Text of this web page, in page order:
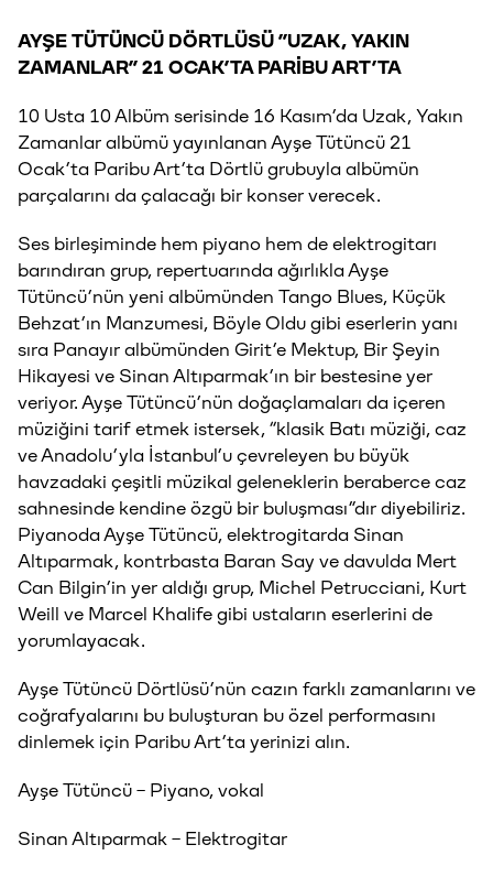
AYŞE TÜTÜNCÜ DÖRTLÜSÜ ”UZAK, YAKIN
ZAMANLAR” 21 OCAK’TA PARİBU ART’TA
10 Usta 10 Albüm serisinde 16 Kasım’da Uzak, Yakın
Zamanlar albümü yayınlanan Ayşe Tütüncü 21
Ocak’ta Paribu Art’ta Dörtlü grubuyla albümün
parçalarını da çalacağı bir konser verecek.
Ses birleşiminde hem piyano hem de elektrogitarı
barındıran grup, repertuarında ağırlıkla Ayşe
Tütüncü’nün yeni albümünden Tango Blues, Küçük
Behzat’ın Manzumesi, Böyle Oldu gibi eserlerin yanı
sıra Panayır albümünden Girit’e Mektup, Bir Şeyin
Hikayesi ve Sinan Altıparmak’ın bir bestesine yer
veriyor. Ayşe Tütüncü’nün doğaçlamaları da içeren
müziğini tarif etmek istersek, “klasik Batı müziği, caz
ve Anadolu’yla İstanbul’u çevreleyen bu büyük
havzadaki çeşitli müzikal geleneklerin beraberce caz
sahnesinde kendine özgü bir buluşması”dır diyebiliriz.
Piyanoda Ayşe Tütüncü, elektrogitarda Sinan
Altıparmak, kontrbasta Baran Say ve davulda Mert
Can Bilgin’in yer aldığı grup, Michel Petrucciani, Kurt
Weill ve Marcel Khalife gibi ustaların eserlerini de
yorumlayacak.
Ayşe Tütüncü Dörtlüsü’nün cazın farklı zamanlarını ve
coğrafyalarını bu buluşturan bu özel performasını
dinlemek için Paribu Art’ta yerinizi alın.
Ayşe Tütüncü – Piyano, vokal
Sinan Altıparmak – Elektrogitar